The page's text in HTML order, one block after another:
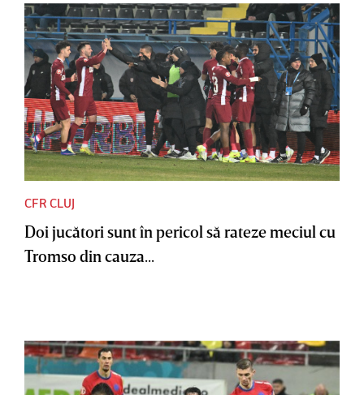
CFR CLUJ
Doi jucători sunt în pericol să rateze meciul cu
Tromso din cauza...